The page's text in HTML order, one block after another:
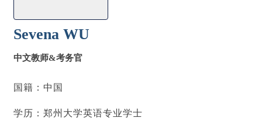
Sevena WU
中文教师&考务官
国籍：中国
学历：郑州大学英语专业学士